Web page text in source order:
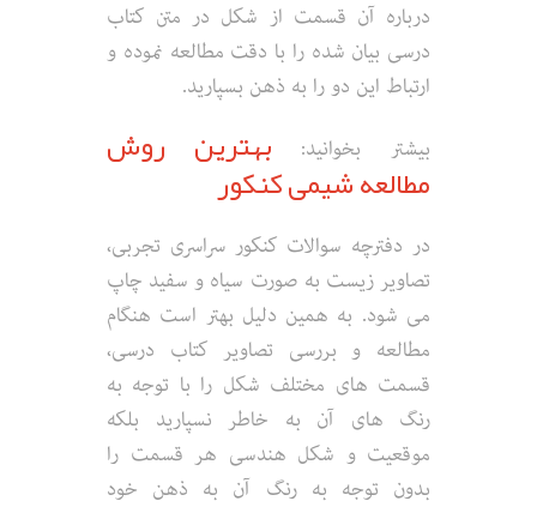
درباره آن قسمت از شکل در متن کتاب
درسی بیان شده را با دقت مطالعه نموده و
ارتباط این دو را به ذهن بسپارید.
بیشتر بخوانید: بهترین روش
مطالعه شیمی کنکور
در دفترچه سوالات کنکور سراسری تجربی،
تصاویر زیست به صورت سیاه و سفید چاپ
می شود. به همین دلیل بهتر است هنگام
مطالعه و بررسی تصاویر کتاب درسی،
قسمت های مختلف شکل را با توجه به
رنگ های آن به خاطر نسپارید بلکه
موقعیت و شکل هندسی هر قسمت را
بدون توجه به رنگ آن به ذهن خود